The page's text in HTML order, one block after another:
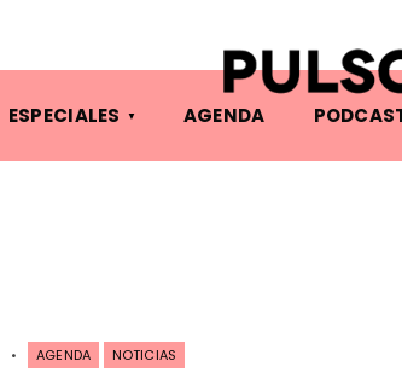
ESPECIALES AGENDA
• AGENDA NOTICIAS